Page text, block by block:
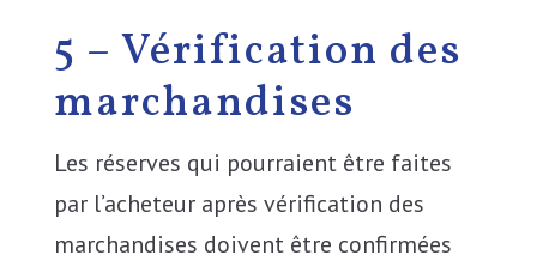
5 – Vérification des
marchandises
Les réserves qui pourraient être faites
par l’acheteur après vérification des
marchandises doivent être confirmées